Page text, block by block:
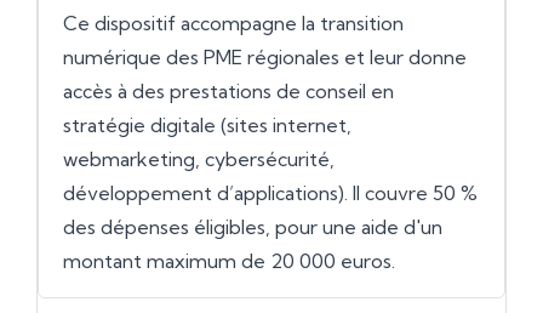
Ce dispositif accompagne la transition
numérique des PME régionales et leur donne
accès à des prestations de conseil en
stratégie digitale (sites internet,
webmarketing, cybersécurité,
développement d’applications). Il couvre 50 %
des dépenses éligibles, pour une aide d'un
montant maximum de 20 000 euros.